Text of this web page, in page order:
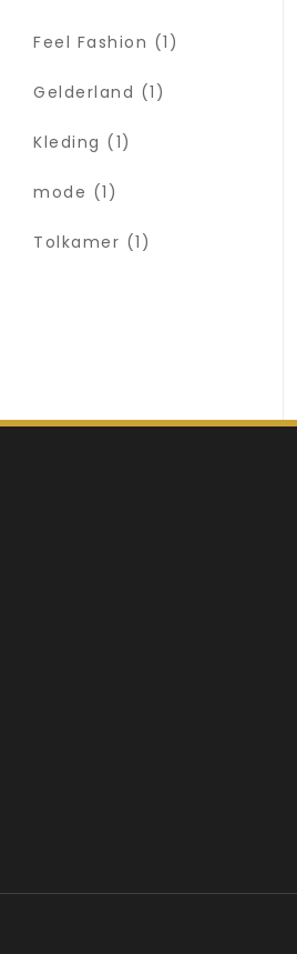
Feel Fashion (1)
Gelderland (1)
Kleding (1)
mode (1)
Tolkamer (1)